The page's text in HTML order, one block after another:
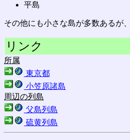
平島
その他にも小さな島が多数あるが
リンク
所属
東京都
小笠原諸島
周辺の列島
父島列島
硫黄列島